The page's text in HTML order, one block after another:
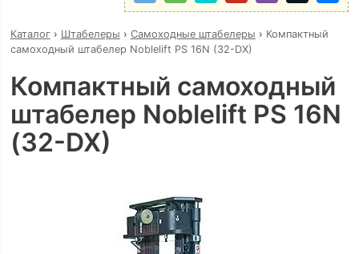
Каталог› Штабелеры › Самоходные штабелеры › Компактный
самоходный штабелер Noblelift PS 16N (32-DX)
Компактный самоходный
штабелер Noblelift PS 16N
(32-DX)